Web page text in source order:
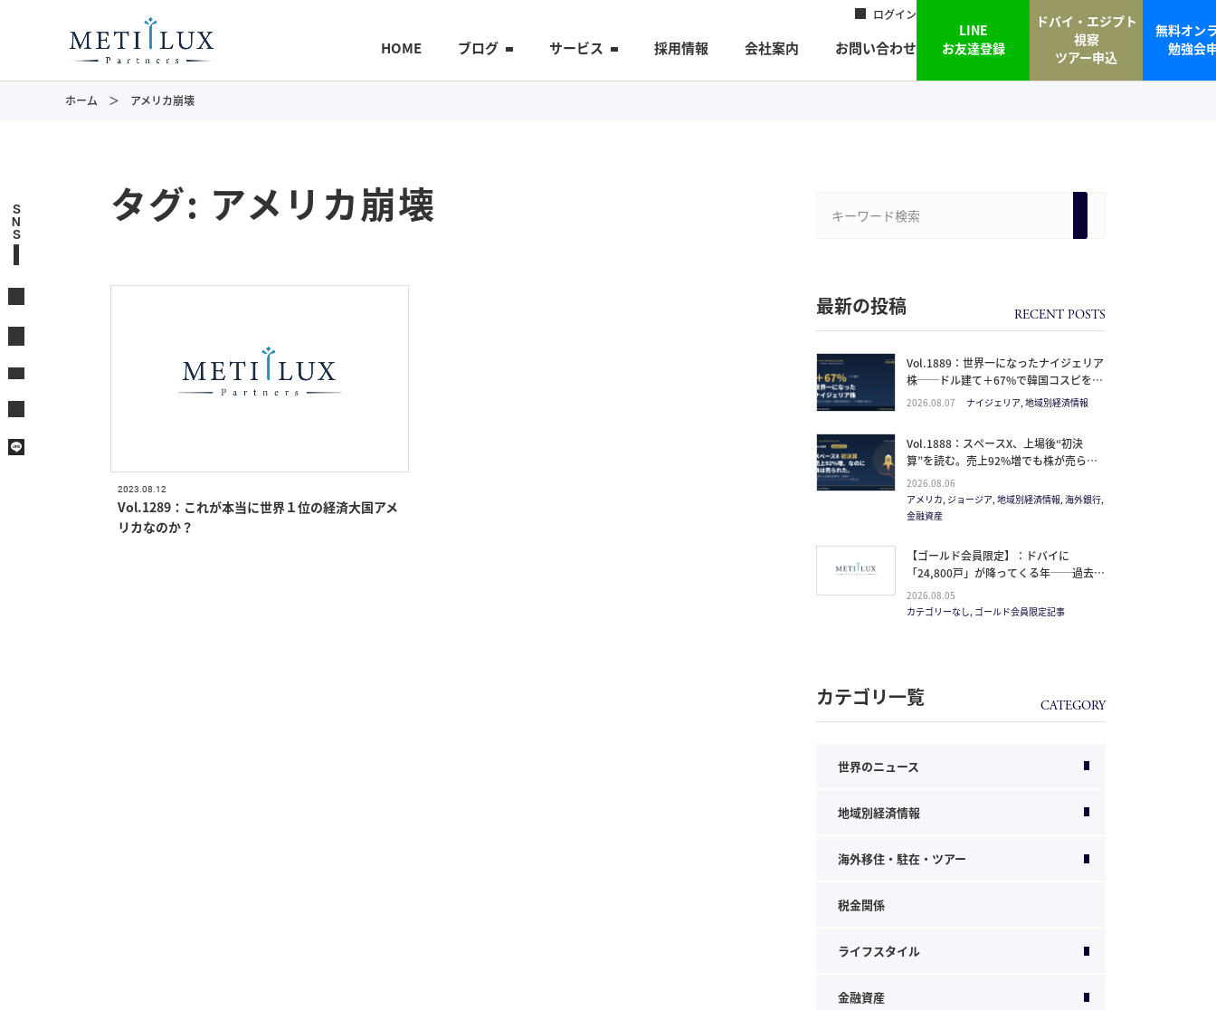
ログイン
HOME ブログ サービス 採用情報 会社案内 お問い合わせ
LINE
お友達登録
ドバイ・エジプト
視察
ツアー申込
無料オン
勉強会
ホーム アメリカ崩壊
タグ: アメリカ崩壊
2023.08.12
Vol.1289：これが本当に世界１位の経済大国アメ
リカなのか？
最新の投稿
Vol.1889：世界一になったナイジェリア
株──ドル建て＋67%で韓国コスピを抜
いた理由と、日本人の乗り方
2026.08.07 ナイジェリア, 地域別経済情報
Vol.1888：スペースX、上場後“初決
算”を読む。売上92%増でも株が売られ
た本当の理由と、1.5兆ドル企業の買い
方。
2026.08.06
アメリカ, ジョージア, 地域別経済情報, 海外銀行,
金融資産
【ゴールド会員限定】：ドバイに
「24,800戸」が降ってくる年──過去
20年で最大の引き渡しラッシュと、ミサ
イルが崩した“安全神話”。2027年の供給
2026.08.05
カテゴリーなし, ゴールド会員限定記事
カテゴリ一覧
世界のニュース
地域別経済情報
海外移住・駐在・ツアー
税金関係
ライフスタイル
金融資産
S
N
S